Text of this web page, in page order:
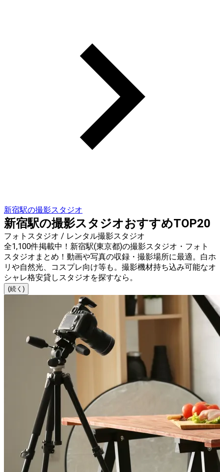
新宿駅の撮影スタジオ
新宿駅の撮影スタジオおすすめTOP20
フォトスタジオ / レンタル撮影スタジオ
全1,100件掲載中！新宿駅(東京都)の撮影スタジオ・フォト
スタジオまとめ！動画や写真の収録・撮影場所に最適。白ホ
リや自然光、コスプレ向け等も。撮影機材持ち込み可能なオ
シャレ格安貸しスタジオを探すなら。
(続く)